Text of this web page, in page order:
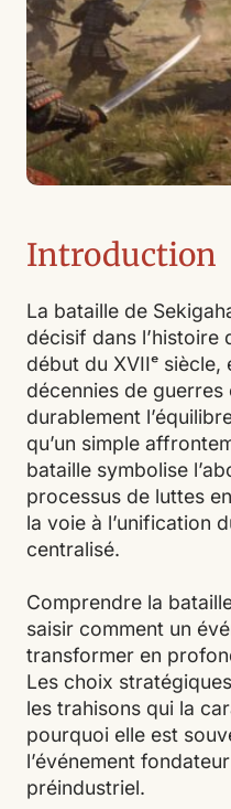
Introduction
La bataille de
décisif dans l’histoire
début du XVIIᵉ
décennies de
durablement
qu’un simple
bataille symbolise
processus de luttes
la voie à l’unification
centralisé.
Comprendre la
saisir comment un
transformer en
Les choix
les trahisons qui la
pourquoi elle est
l’événement
préindustriel.